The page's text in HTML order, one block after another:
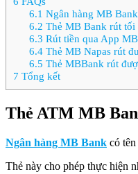
6.1 Ngân hàng MB
6.2 Thẻ MB Bank rút tối
6.3 Rút tiền qua App
6.4Thẻ MB Napas rút
6.5 Thẻ MBBank rút
7 Tổng kết
Thẻ ATM MB
Ngân hàng MB Bank có
Thẻ này cho phép thực hiện